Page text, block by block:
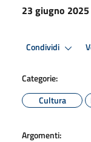
23 giugno 2025
Condividi
Categorie:
Cultura
Argomenti: